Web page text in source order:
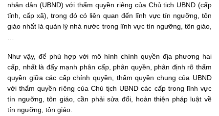
nhân dân (UBND) với thẩm quyền riêng của Chủ tịch UBND (cấp
tỉnh, cấp xã), trong đó có liên quan đến lĩnh vực tín ngưỡng, tôn
giáo nhất là quản lý nhà nước trong lĩnh vực tín ngưỡng, tôn giáo,
Như vậy, để phù hợp với mô hình chính quyền địa phương hai
cấp, nhất là đẩy mạnh phân cấp, phân quyền, phân định rõ thẩm
quyền giữa các cấp chính quyền, thẩm quyền chung của UBND
với thẩm quyền riêng của Chủ tịch UBND các cấp trong lĩnh vực
tín ngưỡng, tôn giáo, cần phải sửa đổi, hoàn thiện pháp luật về
tín ngưỡng, tôn giáo.